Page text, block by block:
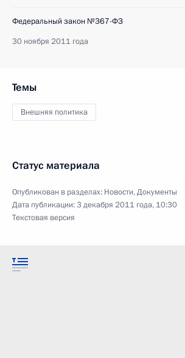
Федеральный закон №367-ФЗ
30 ноября 2011 года
Темы
Внешняя политика
Статус материала
Опубликован в разделах: Новости,Документы
Дата публикации:3 декабря 2011 года, 10:30
Текстовая версия